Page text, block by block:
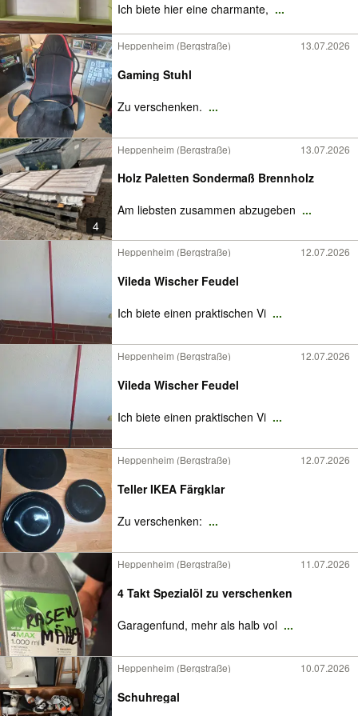
Ich biete hier eine charmante, ...
Heppenheim (Bergstraße) 13.07.2026
Gaming Stuhl
Zu verschenken. ...
4
Heppenheim (Bergstraße) 13.07.2026
Holz Paletten Sondermaß Brennholz
Am liebsten zusammen abzugeben ...
Heppenheim (Bergstraße) 12.07.2026
Vileda Wischer Feudel
Ich biete einen praktischen Vi ...
Heppenheim (Bergstraße) 12.07.2026
Vileda Wischer Feudel
Ich biete einen praktischen Vi ...
Heppenheim (Bergstraße) 12.07.2026
Teller IKEA Färgklar
Zu verschenken: ...
Heppenheim (Bergstraße) 11.07.2026
4 Takt Spezialöl zu verschenken
Garagenfund, mehr als halb vol ...
Heppenheim (Bergstraße) 10.07.2026
Schuhregal